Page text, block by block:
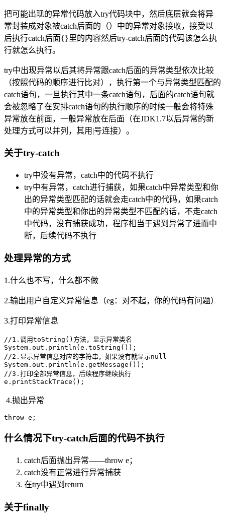
把可能出现的异常代码放入try代码块中，然后底层就会将异
常封装成对象被catch后面的（）中的异常对象接收，接受以
后执行catch后面{}里的内容然后try-catch后面的代码该怎么执
行就怎么执行。
try中出现异常以后其将异常跟catch后面的异常类型依次比较
（按照代码的顺序进行比对），执行第一个与异常类型匹配的
catch语句，一旦执行其中一条catch语句，后面的catch语句就
会被忽略了在安排catch语句的执行顺序的时候一般会将特殊
异常放在前面，一般异常放在后面（在JDK1.7以后异常的新
处理方式可以并列，其用|号连接）。
关于try-catch
try中没有异常，catch中的代码不执行
try中有异常，catch进行捕获，如果catch中异常类型和你
出的异常类型匹配的话就会走catch中的代码，如果catch
中的异常类型和你出的异常类型不匹配的话，不走catch
中代码，没有捕获成功，程序相当于遇到异常了进而中
断，后续代码不执行
处理异常的方式
1.什么也不写，什么都不做
2.输出用户自定义异常信息（eg：对不起，你的代码有问题）
3.打印异常信息
//1.调用toString()方法，显示异常类名
System.out.println(e.toString());
//2.显示异常信息对应的字符串，如果没有就显示null
System.out.println(e.getMessage());
//3.打印全部异常信息，后续程序继续执行
e.printStackTrace();
4.抛出异常
throw e;
什么情况下try-catch后面的代码不执行
catch后面抛出异常——throw e；
catch没有正常进行异常捕获
在try中遇到return
关于finally